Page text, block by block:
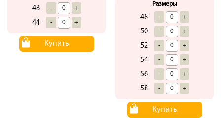
48 - +
44 - +
Купить
Размеры
48 - +
50 - +
52 - +
54 - +
56 - +
58 - +
Купить